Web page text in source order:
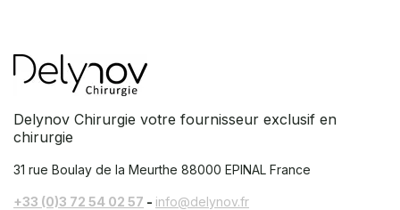
Delynov Chirurgie votre fournisseur exclusif en
chirurgie
31 rue Boulay de la Meurthe 88000 EPINAL France
+33 (0)3 72 54 02 57 - info@delynov.fr